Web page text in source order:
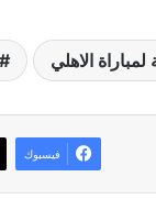
لمباراة الاهلي
فيسبوك